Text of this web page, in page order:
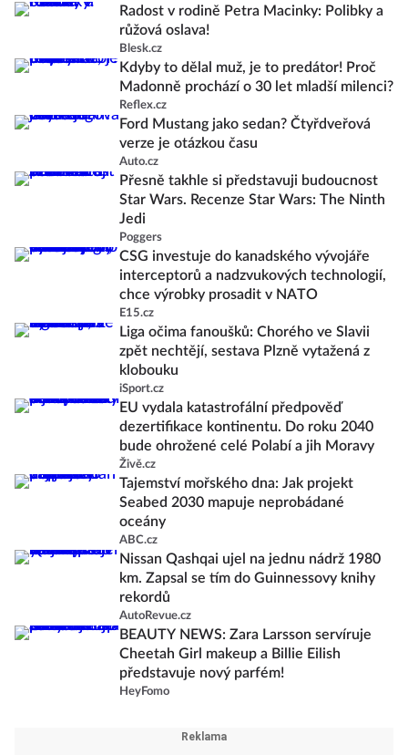
Radost v rodině Petra Macinky: Polibky a
růžová oslava!
Blesk.cz
Kdyby to dělal muž, je to predátor! Proč
Madonně prochází o 30 let mladší milenci?
Reflex.cz
Ford Mustang jako sedan? Čtyřdveřová
verze je otázkou času
Auto.cz
Přesně takhle si představuji budoucnost
Star Wars. Recenze Star Wars: The Ninth
Jedi
Poggers
CSG investuje do kanadského vývojáře
interceptorů a nadzvukových technologií,
chce výrobky prosadit v NATO
E15.cz
Liga očima fanoušků: Chorého ve Slavii
zpět nechtějí, sestava Plzně vytažená z
klobouku
iSport.cz
EU vydala katastrofální předpověď
dezertifikace kontinentu. Do roku 2040
bude ohrožené celé Polabí a jih Moravy
Živě.cz
Tajemství mořského dna: Jak projekt
Seabed 2030 mapuje neprobádané
oceány
ABC.cz
Nissan Qashqai ujel na jednu nádrž 1980
km. Zapsal se tím do Guinnessovy knihy
rekordů
AutoRevue.cz
BEAUTY NEWS: Zara Larsson servíruje
Cheetah Girl makeup a Billie Eilish
představuje nový parfém!
HeyFomo